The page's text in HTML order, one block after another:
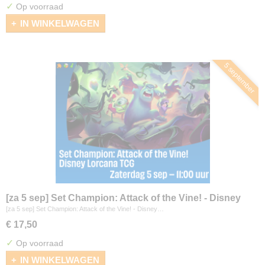
✓ Op voorraad
IN WINKELWAGEN
5 september
[za 5 sep] Set Champion: Attack of the Vine! - Disney
Lorcana
[za 5 sep] Set Champion: Attack of the Vine! - Disney…
€ 17,50
✓ Op voorraad
IN WINKELWAGEN